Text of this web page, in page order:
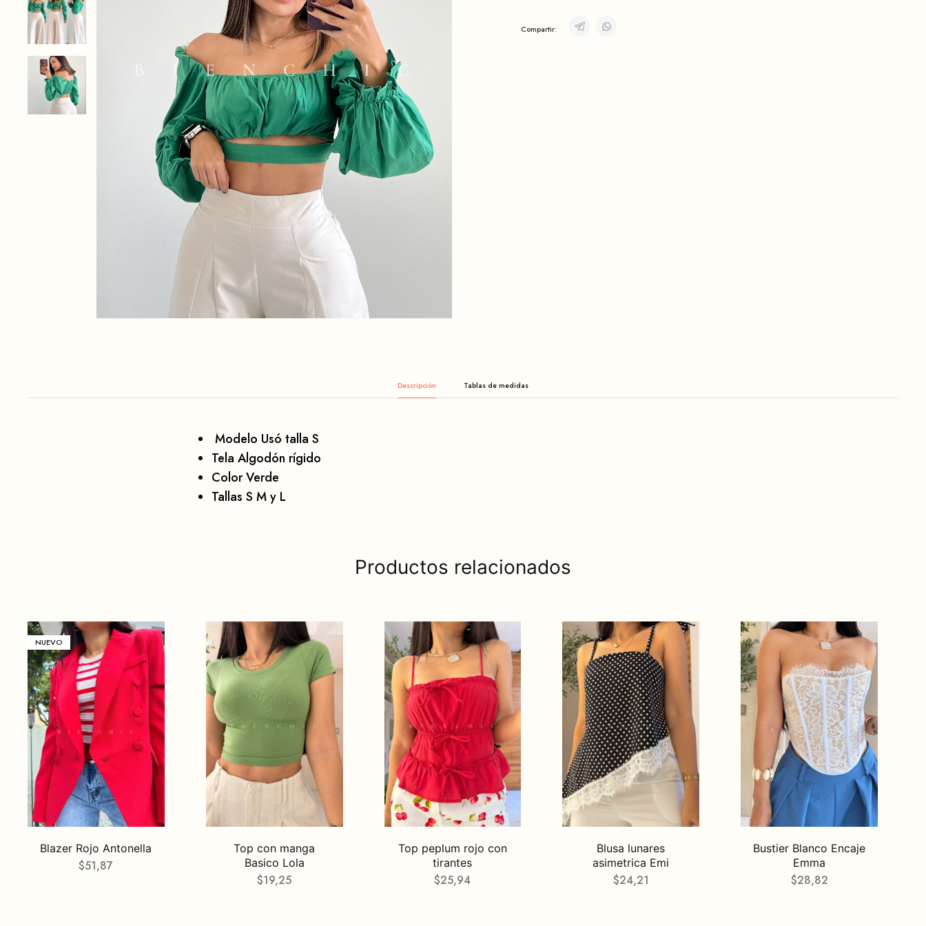
Compartir:
Descripción
Modelo Usó talla S
Tela Algodón rígido
Color Verde
Tallas S M y L
Productos relacionados
NUEVO
Blazer Rojo Antonella
$51,87
Top con manga
Basico Lola
$19,25
Top peplum rojo con
tirantes
$25,94
Blusa lunares
asimetrica Emi
$24,21
Bustier Blanco Encaje
Emma
$28,82